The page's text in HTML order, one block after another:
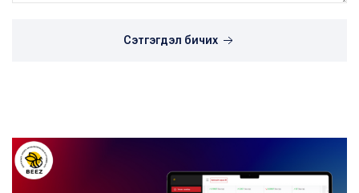
Сэтгэгдэл бичих